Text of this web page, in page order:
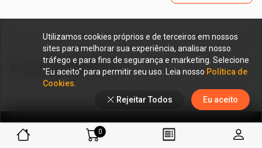
Artigos Relacionados:
Formas de Pagamento Links Úteis
0
Utilizamos cookies próprios e de terceiros em nossos
sites para melhorar sua experiência, analisar nosso
tráfego e para fins de segurança e marketing. Selecione
"Eu aceito" para permitir seu uso. Leia nosso Política de
Cookies
Rejeitar Todos
Eu aceito